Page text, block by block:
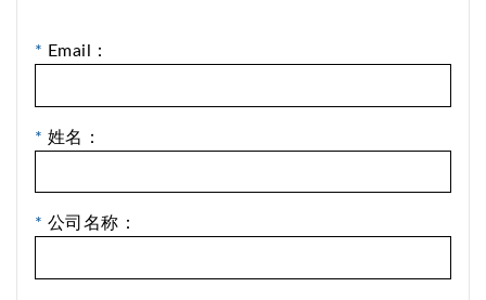
* Email：
* 姓名：
* 公司名称：